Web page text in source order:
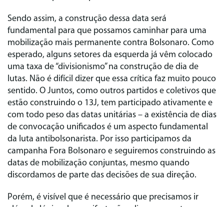
Sendo assim, a construção dessa data será
fundamental para que possamos caminhar para uma
mobilização mais permanente contra Bolsonaro. Como
esperado, alguns setores da esquerda já vêm colocado
uma taxa de “divisionismo” na construção de dia de
lutas. Não é difícil dizer que essa crítica faz muito pouco
sentido. O Juntos, como outros partidos e coletivos que
estão construindo o 13J, tem participado ativamente e
com todo peso das datas unitárias – a existência de dias
de convocação unificados é um aspecto fundamental
da luta antibolsonarista. Por isso participamos da
campanha Fora Bolsonaro e seguiremos construindo as
datas de mobilização conjuntas, mesmo quando
discordamos de parte das decisões de sua direção.
Porém, é visível que é necessário que precisamos ir